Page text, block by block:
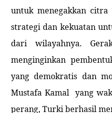
untuk menegakkan
strategi dan kekuatan
dari wilayahnya.
menginginkan
yang demokratis dan
Mustafa Kamal yang
perang, Turki berhasil